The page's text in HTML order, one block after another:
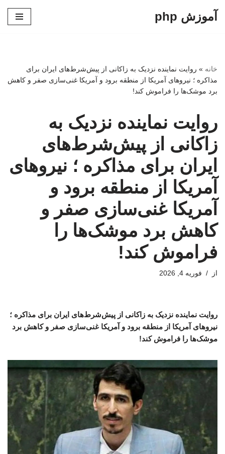
آموزش php
خانه » روایت نماینده نزدیک به زاکانی از پیش‌شرط‌های ایران برای
مذاکره ؛ نیروهای آمریکا از منطقه برود و آمریکا غنی‌سازی صفر و کاهش
برد موشک‌ها را فراموش کند!
روایت نماینده نزدیک به
زاکانی از پیش‌شرط‌های
ایران برای مذاکره ؛ نیروهای
آمریکا از منطقه برود و
آمریکا غنی‌سازی صفر و
کاهش برد موشک‌ها را
فراموش کند!
از فوریه 4, 2026
روایت نماینده نزدیک به زاکانی از پیش‌شرط‌های ایران برای مذاکره ؛
نیروهای آمریکا از منطقه برود و آمریکا غنی‌سازی صفر و کاهش برد
موشک‌ها را فراموش کند!